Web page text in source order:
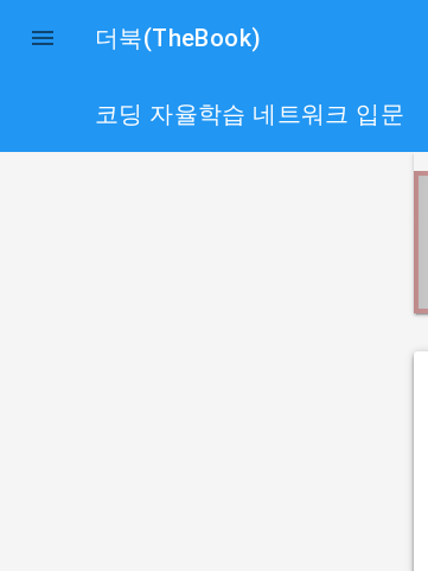
 더북(TheBook)
코딩 자율학습 네트워크 입문